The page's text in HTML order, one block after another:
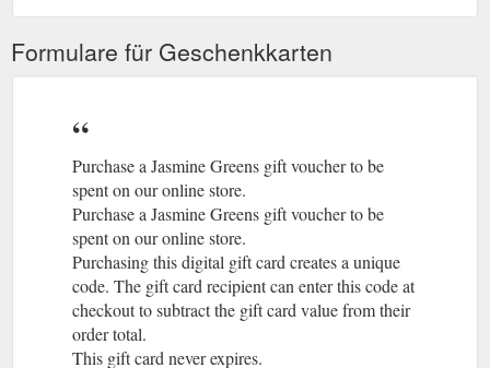
Formulare für Geschenkkarten
Purchase a Jasmine Greens gift voucher to be
spent on our online store.
Purchase a Jasmine Greens gift voucher to be
spent on our online store.
Purchasing this digital gift card creates a unique
code. The gift card recipient can enter this code at
checkout to subtract the gift card value from their
order total.
This gift card never expires.